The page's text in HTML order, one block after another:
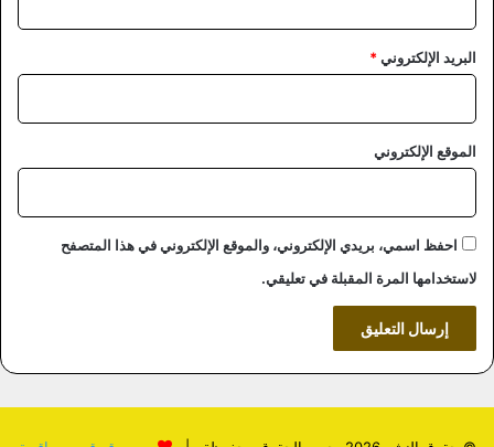
البريد الإلكتروني*
الموقع الإلكتروني
احفظ اسمي، بريدي الإلكتروني، والموقع الإلكتروني في هذا المتصفح
لاستخدامها المرة المقبلة في تعليقي.